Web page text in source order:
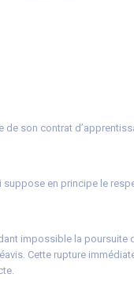
de son contrat
suppose en principe le
impossible la poursuite
Cette rupture